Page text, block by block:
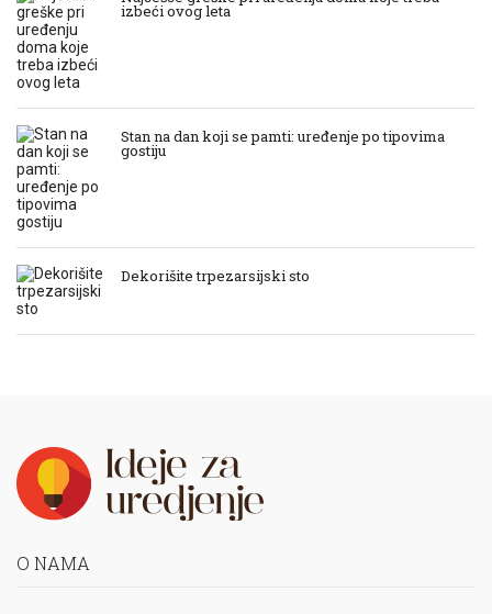
izbeći ovog leta
Stan na dan koji se pamti: uređenje po tipovima
gostiju
Dekorišite trpezarsijski sto
O NAMA